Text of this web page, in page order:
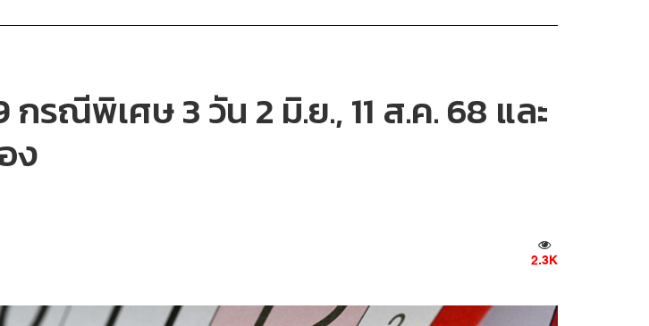
รณีพิเศษ 3 วัน 2 มิ.ย., 11 ส.ค. 68 และ
ง
2.3K